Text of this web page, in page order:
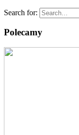
Search for:
Polecamy